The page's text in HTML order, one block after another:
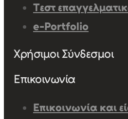
Τεστ
e-Portfolio
Χρήσιμοι Σύνδεσμοι
Επικοινωνία
Επικοινωνία και